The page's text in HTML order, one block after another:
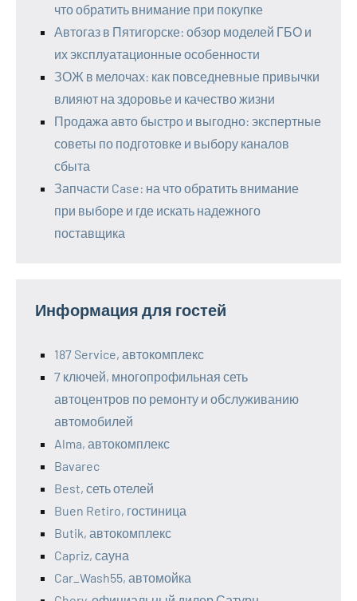
что обратить внимание при покупке
Автогаз в Пятигорске: обзор моделей ГБО и
их эксплуатационные особенности
ЗОЖ в мелочах: как повседневные привычки
влияют на здоровье и качество жизни
Продажа авто быстро и выгодно: экспертные
советы по подготовке и выбору каналов
сбыта
Запчасти Case: на что обратить внимание
при выборе и где искать надежного
поставщика
Информация для гостей
187 Service, автокомплекс
7 ключей, многопрофильная сеть
автоцентров по ремонту и обслуживанию
автомобилей
Alma, автокомплекс
Bavarec
Best, сеть отелей
Buen Retiro, гостиница
Butik, автокомплекс
Capriz, сауна
Car_Wash55, автомойка